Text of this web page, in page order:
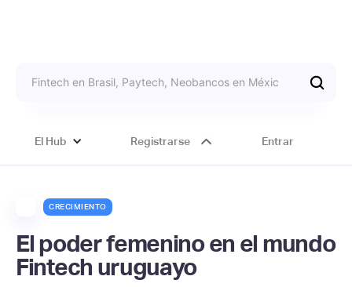
El Hub Registrarse Entrar
CRECIMIENTO
El poder femenino en el mundo
Fintech uruguayo